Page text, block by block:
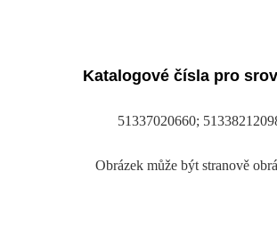
Katalogové čísla pro
51337020660;
Obrázek může být stranově